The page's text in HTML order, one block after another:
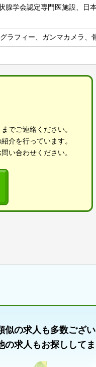
学会認定専門医施設、日
ラフィー、ガンマカメラ
でご連絡ください。
介を行っています。
い合わせください。
の求人も多数ござい
求人もお探ししてま